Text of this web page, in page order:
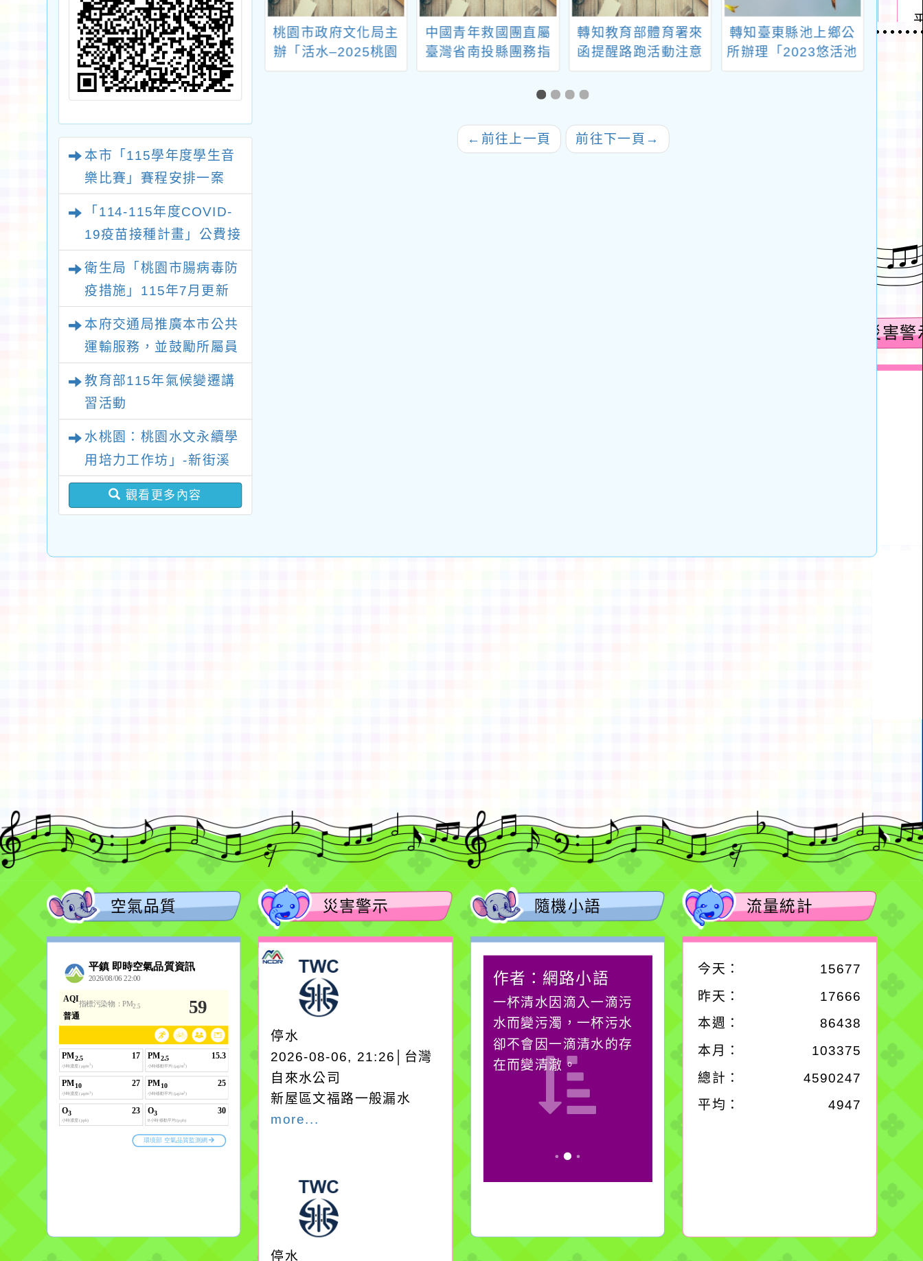
本市「115學年度學生音
樂比賽」賽程安排一案
「114-115年度COVID-
19疫苗接種計畫」公費接
衛生局「桃園市腸病毒防
疫措施」115年7月更新
本府交通局推廣本市公共
運輸服務，並鼓勵所屬員
工、師生及家長參與基北
北桃「我的減碳存摺
2.0」全民運動
教育部115年氣候變遷講
習活動
水桃園：桃園水文永續學
用培力工作坊」-新街溪
流域文資串聯地方夥伴培
養計畫
觀看更多內容
投縣政府「國
安全宣導手冊-
版」電子檔1
轉知：農業部辦理
115年食農教育亮點
交流座談會資料1份
桃園市政府文化局主
辦「活水–2025桃園
國際水彩雙年展」，
中國青年救國團直屬
臺灣省南投縣團務指
導委員會辦理115年
冬令教育人員研習活
〜教師研習營」、
「玉山星空夜〜教師
轉知教育部體育署來
函提醒路跑活動注意
事項
轉知臺東縣池上鄉公
所辦理「2023悠活池
上-米鄉竹筏季系列活
轉知
← 前往上一頁 前往下一頁 →
空氣品質 災害警示
停水
2026-08-06, 21:26│台灣
自來水公司
新屋區文福路一般漏水
more...
停水
隨機小語
作者：網路小語
在實現理想的路途中，
誘惑。
作者：網路小語
一杯清水因滴入一滴污
水而變污濁，一杯污水
卻不會因一滴清水的存
在而變清澈。
作者：網路小語
生活是一面鏡子。你對
它笑，它就對你笑；你
對它哭，它也對你哭。
流量統計
今天： 15677
昨天：
17666
本週：
86438
本月： 103375
總計： 4590247
平均： 4947